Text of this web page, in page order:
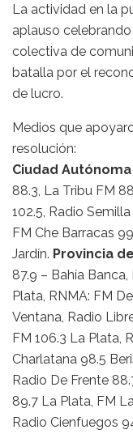
La actividad en la
aplauso
colectiva de
batalla por el
de lucro.
Medios que
resolución:
Ciudad
88.3, La Tribu FM
102.5, Radio
FM Che Barracas
Jardín. Provincia
87.9 – Bahía
Plata, RNMA: FM
Ventana, Radio
FM 106.3 La Plata,
Charlatana 98.5
Radio De Frente
89.7 La Plata, FM
Radio Cienfuegos